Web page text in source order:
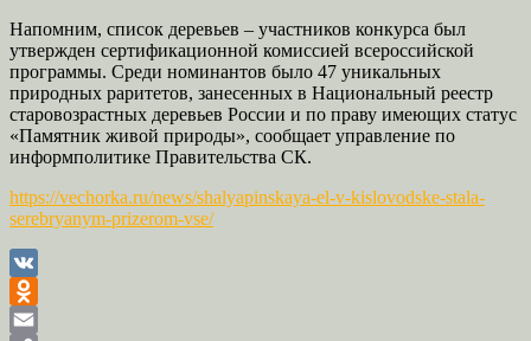
Напомним, список деревьев – участников конкурса был
утвержден сертификационной комиссией всероссийской
программы. Среди номинантов было 47 уникальных
природных раритетов, занесенных в Национальный реестр
старовозрастных деревьев России и по праву имеющих статус
«Памятник живой природы», сообщает управление по
информполитике Правительства СК.
https://vechorka.ru/news/shalyapinskaya-el-v-kislovodske-stala-
serebryanym-prizerom-vse/
VK
Odnoklassniki